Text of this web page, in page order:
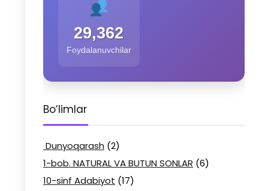
29,362
Foydalanuvchilar
Bo’limlar
Dunyoqarash (2)
1-bob. NATURAL VA BUTUN SONLAR (6)
10-sinf Adabiyot (17)